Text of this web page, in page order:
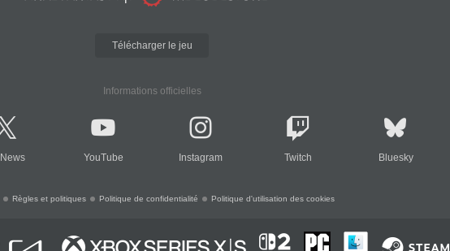
Télécharger le jeu
Informations officielles
News YouTube Instagram Twitch Bluesky
Règles et politiques Politique de confidentialité Politique d'utilisation des cookies